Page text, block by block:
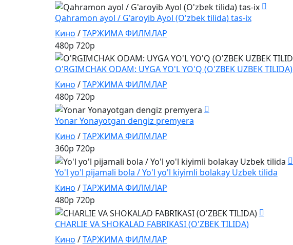
Qahramon ayol / G'aroyib Ayol (O'zbek tilida) tas-ix
Кино /ТАРЖИМА ФИЛМЛАР
480p 720p
O'RGIMCHAK ODAM: UYGA YO'L YO'Q (O'ZBEK UZBEK TILIDA)
Кино /ТАРЖИМА ФИЛМЛАР
480p 720p
Yonar Yonayotgan dengiz premyera
Кино /ТАРЖИМА ФИЛМЛАР
360p 720p
Yo'l yo'l pijamali bola / Yo'l yo'l kiyimli bolakay Uzbek tilida
Кино /ТАРЖИМА ФИЛМЛАР
480p 720p
CHARLIE VA SHOKALAD FABRIKASI (O'ZBEK TILIDA)
Кино /ТАРЖИМА ФИЛМЛАР